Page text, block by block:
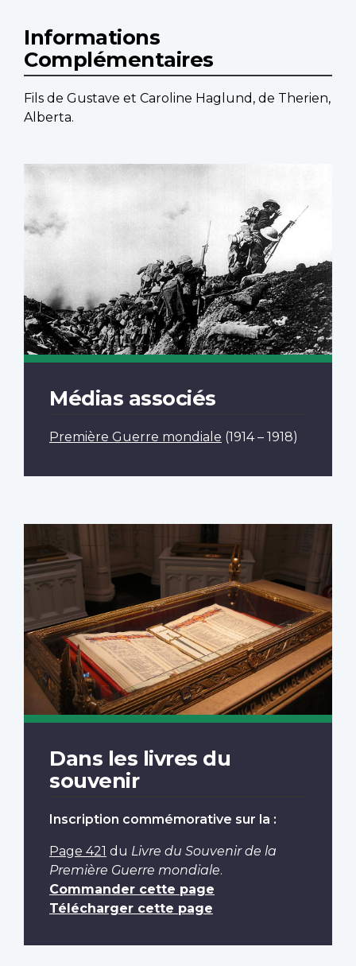
Informations
Complémentaires
Fils de Gustave et Caroline Haglund, de Therien,
Alberta.
Médias associés
Première Guerre mondiale (1914 – 1918)
Dans les livres du
souvenir
Inscription commémorative sur la :
Page 421 du Livre du Souvenir de la
Première Guerre mondiale.
Commander cette page
Télécharger cette page